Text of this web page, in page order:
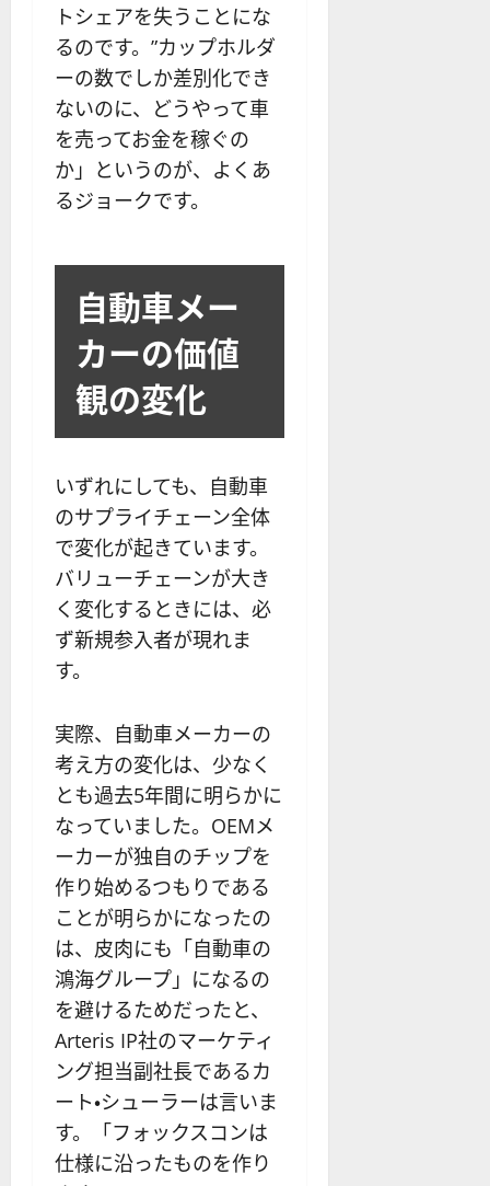
トシェアを失うことにな
るのです。”カップホルダ
ーの数でしか差別化でき
ないのに、どうやって車
を売ってお金を稼ぐの
か」というのが、よくあ
るジョークです。
自動車メー
カーの価値
観の変化
いずれにしても、自動車
のサプライチェーン全体
で変化が起きています。
バリューチェーンが大き
く変化するときには、必
ず新規参入者が現れま
す。
実際、自動車メーカーの
考え方の変化は、少なく
とも過去5年間に明らかに
なっていました。OEMメ
ーカーが独自のチップを
作り始めるつもりである
ことが明らかになったの
は、皮肉にも「自動車の
鴻海グループ」になるの
を避けるためだったと、
Arteris IP社のマーケティ
ング担当副社長であるカ
ート・シューラーは言いま
す。「フォックスコンは
仕様に沿ったものを作り